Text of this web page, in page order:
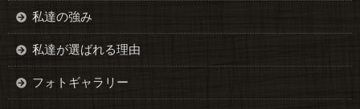
私達の強み
私達が選ばれる理由
フォトギャラリー